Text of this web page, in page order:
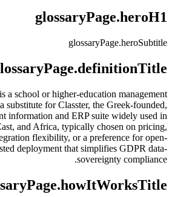
glossaryPage.heroH1
glossaryPage.heroSubtitle
a school or higher-education management
substitute for Classter, the Greek-founded,
information and ERP suite widely used in
and Africa, typically chosen on pricing,
flexibility, or a preference for open-
deployment that simplifies GDPR data-
sovereignty compliance.